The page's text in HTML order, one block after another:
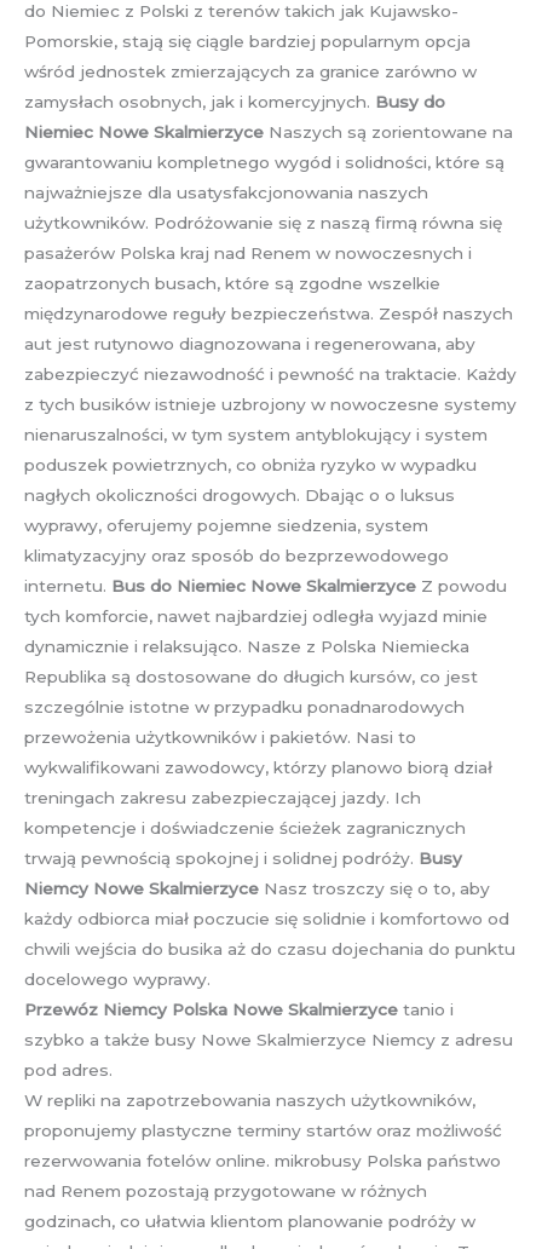
do Niemiec z Polski z terenów takich jak Kujawsko-
Pomorskie, stają się ciągle bardziej popularnym opcja
wśród jednostek zmierzających za granice zarówno w
zamysłach osobnych, jak i komercyjnych. Busy do
Niemiec Nowe Skalmierzyce Naszych są zorientowane na
gwarantowaniu kompletnego wygód i solidności, które są
najważniejsze dla usatysfakcjonowania naszych
użytkowników. Podróżowanie się z naszą firmą równa się
pasażerów Polska kraj nad Renem w nowoczesnych i
zaopatrzonych busach, które są zgodne wszelkie
międzynarodowe reguły bezpieczeństwa. Zespół naszych
aut jest rutynowo diagnozowana i regenerowana, aby
zabezpieczyć niezawodność i pewność na traktacie. Każdy
z tych busików istnieje uzbrojony w nowoczesne systemy
nienaruszalności, w tym system antyblokujący i system
poduszek powietrznych, co obniża ryzyko w wypadku
nagłych okoliczności drogowych. Dbając o o luksus
wyprawy, oferujemy pojemne siedzenia, system
klimatyzacyjny oraz sposób do bezprzewodowego
internetu. Bus do Niemiec Nowe Skalmierzyce Z powodu
tych komforcie, nawet najbardziej odległa wyjazd minie
dynamicznie i relaksująco. Nasze z Polska Niemiecka
Republika są dostosowane do długich kursów, co jest
szczególnie istotne w przypadku ponadnarodowych
przewożenia użytkowników i pakietów. Nasi to
wykwalifikowani zawodowcy, którzy planowo biorą dział
treningach zakresu zabezpieczającej jazdy. Ich
kompetencje i doświadczenie ścieżek zagranicznych
trwają pewnością spokojnej i solidnej podróży. Busy
Niemcy Nowe Skalmierzyce Nasz troszczy się o to, aby
każdy odbiorca miał poczucie się solidnie i komfortowo od
chwili wejścia do busika aż do czasu dojechania do punktu
docelowego wyprawy.
Przewóz Niemcy Polska Nowe Skalmierzyce tanio i
szybko a także busy Nowe Skalmierzyce Niemcy z adresu
pod adres.
W repliki na zapotrzebowania naszych użytkowników,
proponujemy plastyczne terminy startów oraz możliwość
rezerwowania fotelów online. mikrobusy Polska państwo
nad Renem pozostają przygotowane w różnych
godzinach, co ułatwia klientom planowanie podróży w